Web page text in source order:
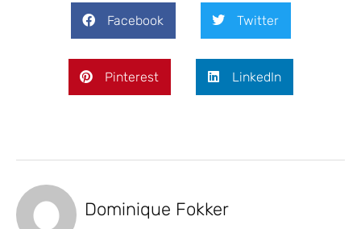
Facebook Twitter
Pinterest LinkedIn
Dominique Fokker